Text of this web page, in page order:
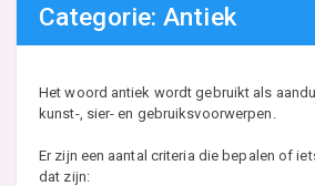
Categorie: Antiek
Het woord antiek wordt gebruikt als
kunst-, sier- en gebruiksvoorwerpen.
Er zijn een aantal criteria die bepalen of
dat zijn: